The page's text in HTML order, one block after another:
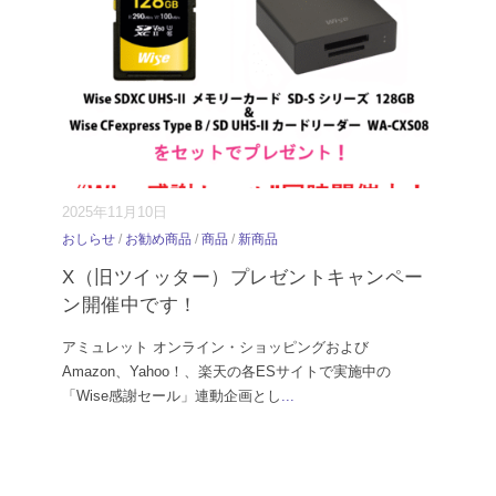
2025年11月10日
おしらせ / お勧め商品 / 商品 / 新商品
X（旧ツイッター）プレゼントキャンペー
ン開催中です！
アミュレット オンライン・ショッピングおよび
Amazon、Yahoo！、楽天の各ESサイトで実施中の
「Wise感謝セール」連動企画とし ...